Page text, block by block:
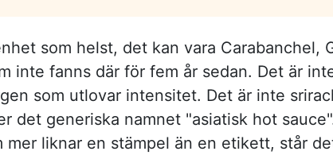
som helst, det kan vara Carabanchel,
inte fanns där för fem år sedan. Det är
som utlovar intensitet. Det är inte
det generiska namnet "asiatisk hot
mer liknar en stämpel än en etikett, står